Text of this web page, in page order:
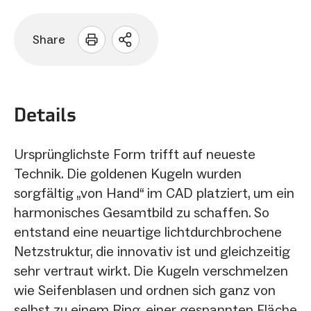
Share
Sharing
Details
Ursprünglichste Form trifft auf neueste
Technik. Die goldenen Kugeln wurden
sorgfältig „von Hand“ im CAD platziert, um ein
harmonisches Gesamtbild zu schaffen. So
entstand eine neuartige lichtdurchbrochene
Netzstruktur, die innovativ ist und gleichzeitig
sehr vertraut wirkt. Die Kugeln verschmelzen
wie Seifenblasen und ordnen sich ganz von